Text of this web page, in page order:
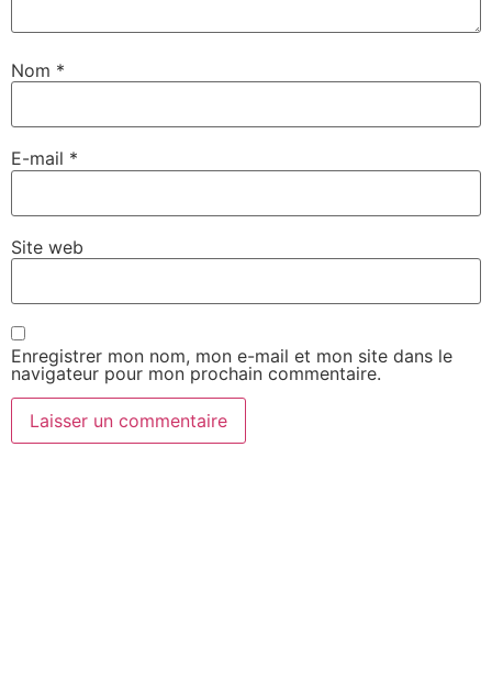
Nom *
E-mail *
Site web
Enregistrer mon nom, mon e-mail et mon site dans le
navigateur pour mon prochain commentaire.